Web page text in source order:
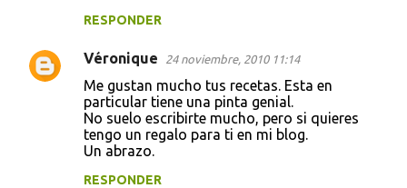
RESPONDER
Véronique 24 noviembre, 2010 11:14
Me gustan mucho tus recetas. Esta en
particular tiene una pinta genial.
No suelo escribirte mucho, pero si quieres
tengo un regalo para ti en mi blog.
Un abrazo.
RESPONDER